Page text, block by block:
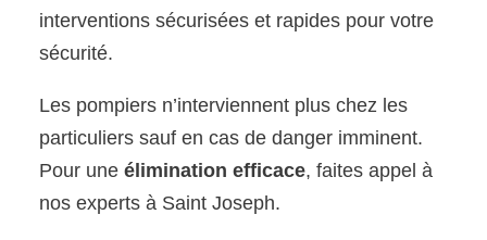
interventions sécurisées et rapides pour votre
sécurité.
Les pompiers n’interviennent plus chez les
particuliers sauf en cas de danger imminent.
Pour uneélimination efficace, faites appel à
nos experts à Saint Joseph.